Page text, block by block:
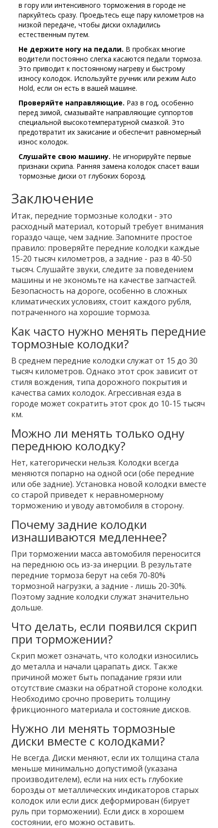
в гору или интенсивного торможения в городе не
паркуйтесь сразу. Проедьтесь еще пару километров на
низкой передаче, чтобы диски охладились
естественным путем.
Не держите ногу на педали. В пробках многие
водители постоянно слегка касаются педали тормоза.
Это приводит к постоянному нагреву и быстрому
износу колодок. Используйте ручник или режим Auto
Hold, если он есть в вашей машине.
Проверяйте направляющие. Раз в год, особенно
перед зимой, смазывайте направляющие суппортов
специальной высокотемпературной смазкой. Это
предотвратит их закисание и обеспечит равномерный
износ колодок.
Слушайте свою машину. Не игнорируйте первые
признаки скрипа. Ранняя замена колодок спасет ваши
тормозные диски от глубоких борозд.
Заключение
Итак, передние тормозные колодки - это
расходный материал, который требует внимания
гораздо чаще, чем задние. Запомните простое
правило: проверяйте передние колодки каждые
15-20 тысяч километров, а задние - раз в 40-50
тысяч. Слушайте звуки, следите за поведением
машины и не экономьте на качестве запчастей.
Безопасность на дороге, особенно в сложных
климатических условиях, стоит каждого рубля,
потраченного на хорошие тормоза.
Как часто нужно менять передние
тормозные колодки?
В среднем передние колодки служат от 15 до 30
тысяч километров. Однако этот срок зависит от
стиля вождения, типа дорожного покрытия и
качества самих колодок. Агрессивная езда в
городе может сократить этот срок до 10-15 тысяч
км.
Можно ли менять только одну
переднюю колодку?
Нет, категорически нельзя. Колодки всегда
меняются попарно на одной оси (обе передние
или обе задние). Установка новой колодки вместе
со старой приведет к неравномерному
торможению и уводу автомобиля в сторону.
Почему задние колодки
изнашиваются медленнее?
При торможении масса автомобиля переносится
на переднюю ось из-за инерции. В результате
передние тормоза берут на себя 70-80%
тормозной нагрузки, а задние - лишь 20-30%.
Поэтому задние колодки служат значительно
дольше.
Что делать, если появился скрип
при торможении?
Скрип может означать, что колодки износились
до металла и начали царапать диск. Также
причиной может быть попадание грязи или
отсутствие смазки на обратной стороне колодки.
Необходимо срочно проверить толщину
фрикционного материала и состояние дисков.
Нужно ли менять тормозные
диски вместе с колодками?
Не всегда. Диски меняют, если их толщина стала
меньше минимально допустимой (указана
производителем), если на них есть глубокие
борозды от металлических индикаторов старых
колодок или если диск деформирован (бирует
руль при торможении). Если диск в хорошем
состоянии, его можно оставить.